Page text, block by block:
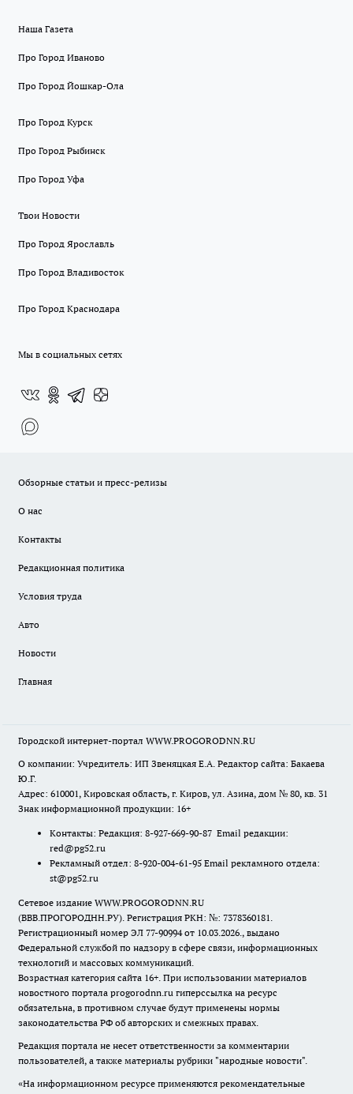
Наша Газета
Про Город Иваново
Про Город Йошкар-Ола
Про Город Курск
Про Город Рыбинск
Про Город Уфа
Твои Новости
Про Город Ярославль
Про Город Владивосток
Про Город Краснодара
Мы в социальных сетях
Обзорные статьи и пресс-релизы
О нас
Контакты
Редакционная политика
Условия труда
Авто
Новости
Главная
Городской интернет-портал WWW.PROGORODNN.RU
О компании: Учредитель: ИП Звеняцкая Е.А. Редактор сайта: Бакаева
Ю.Г.
Адрес: 610001, Кировская область, г. Киров, ул. Азина, дом № 80, кв. 31
Знак информационной продукции: 16+
Контакты: Редакция: 8-927-669-90-87 Email редакции:
red@pg52.ru
Рекламный отдел: 8-920-004-61-95 Email рекламного отдела:
st@pg52.ru
Сетевое издание WWW.PROGORODNN.RU
(ВВВ.ПРОГОРОДНН.РУ). Регистрация РКН: №: 7378360181.
Регистрационный номер ЭЛ 77-90994 от 10.03.2026., выдано
Федеральной службой по надзору в сфере связи, информационных
технологий и массовых коммуникаций.
Возрастная категория сайта 16+. При использовании материалов
новостного портала progorodnn.ru гиперссылка на ресурс
обязательна, в противном случае будут применены нормы
законодательства РФ об авторских и смежных правах.
Редакция портала не несет ответственности за комментарии
пользователей, а также материалы рубрики "народные новости".
«На информационном ресурсе применяются рекомендательные